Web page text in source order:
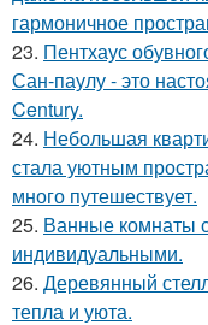
гармоничное
23. Пентхаус
Сан-паулу - это
Century.
24. Небольшая
стала уютным
много путешествует.
25. Ванные комнаты
индивидуальными.
26. Деревянный
тепла и уюта.